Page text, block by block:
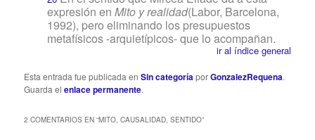
expresión en Mito y realidad(Labor, Barcelona,
1992), pero eliminando los presupuestos
metafísicos -arquietípicos- que lo acompañan.
ir al índice general
Esta entrada fue publicada enSin categoríaporGonzalezRequena.
Guarda elenlace permanente.
2 COMENTARIOS EN “MITO, CAUSALIDAD, SENTIDO”